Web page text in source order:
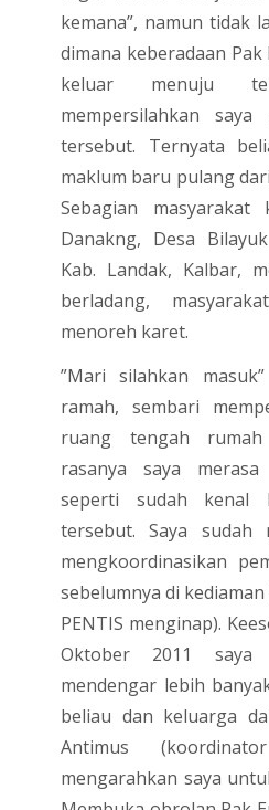
kemana”, namun tidak
dimana keberadaan
keluar menuju
mempersilahkan
tersebut. Ternyata
maklum baru pulang
Sebagian
Danakng, Desa
Kab. Landak, Kalbar,
berladang,
menoreh karet.
”Mari silahkan
ramah, sembari
ruang tengah
rasanya saya
seperti sudah kenal
tersebut. Saya sudah
mengkoordinasikan
sebelumnya di
PENTIS menginap).
Oktober 2011 saya
mendengar lebih
beliau dan keluarga
Antimus
mengarahkan saya